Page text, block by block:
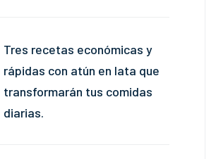
Tres recetas económicas y
rápidas con atún en lata que
transformarán tus comidas
diarias.